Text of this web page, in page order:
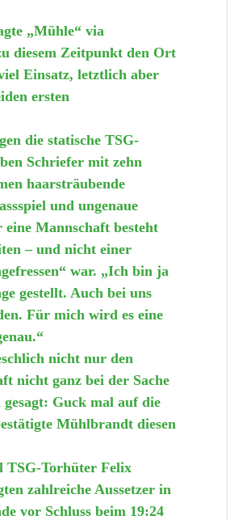
„Mühle“ via
diesem Zeitpunkt den Ort
Einsatz, letztlich aber
ersten
die statische TSG-
Schriefer mit zehn
haarsträubende
und ungenaue
Mannschaft besteht
– und nicht einer
war. „Ich bin ja
gestellt. Auch bei uns
Für mich wird es eine
nicht nur den
nicht ganz bei der Sache
Guck mal auf die
Mühlbrandt diesen
TSG-Torhüter Felix
zahlreiche Aussetzer in
vor Schluss beim 19:24